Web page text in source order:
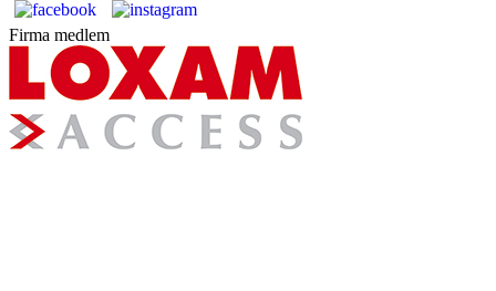
Firma medlem